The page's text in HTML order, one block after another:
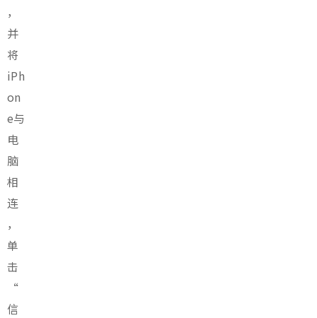
，
并
将
iPh
on
e与
电
脑
相
连
，
单
击
“
信